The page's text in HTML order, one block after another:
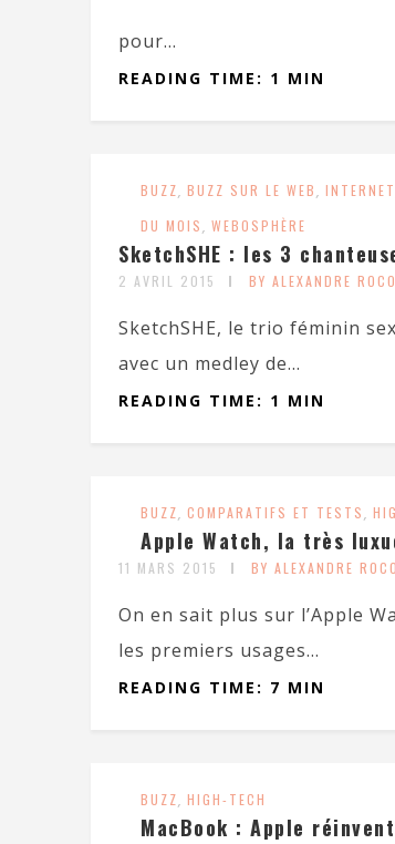
pour...
READING TIME: 1 MIN
BUZZ, BUZZ SUR LE WEB, INTERNET
DU MOIS, WEBOSPHÈRE
SketchSHE : les 3
2 AVRIL 2015 BY ALEXANDRE
SketchSHE, le trio féminin
avec un medley de...
READING TIME: 1 MIN
BUZZ, COMPARATIFS ET TESTS,
Apple Watch, la très
11 MARS 2015 BY ALEXANDRE
On en sait plus sur l’Apple
les premiers usages...
READING TIME: 7 MIN
BUZZ, HIGH-TECH
MacBook : Apple